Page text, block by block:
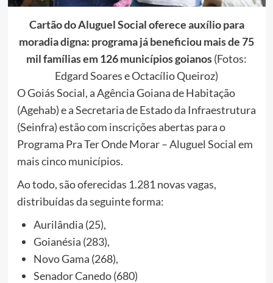
Cartão do Aluguel Social oferece auxílio para
moradia digna: programa já beneficiou mais de 75
mil famílias em 126 municípios goianos(Fotos:
Edgard Soares e Octacílio Queiroz)
O Goiás Social, a Agência Goiana de Habitação
(Agehab) e a Secretaria de Estado da Infraestrutura
(Seinfra) estão com inscrições abertas para o
Programa Pra Ter Onde Morar – Aluguel Social em
mais cinco municípios.
Ao todo, são oferecidas 1.281 novas vagas,
distribuídas da seguinte forma:
Aurilândia (25),
Goianésia (283),
Novo Gama (268),
Senador Canedo (680)